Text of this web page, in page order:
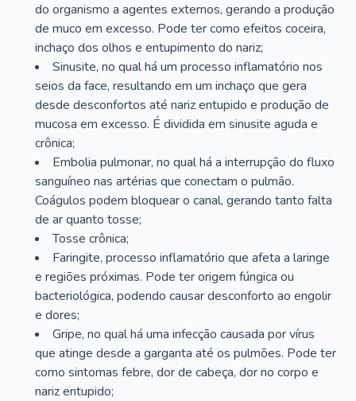
do organismo a agentes externos, gerando a produção
de muco em excesso. Pode ter como efeitos coceira,
inchaço dos olhos e entupimento do nariz;
Sinusite, no qual há um processo inflamatório nos
seios da face, resultando em um inchaço que gera
desde desconfortos até nariz entupido e produção de
mucosa em excesso. É dividida em sinusite aguda e
crônica;
Embolia pulmonar, no qual há a interrupção do fluxo
sanguíneo nas artérias que conectam o pulmão.
Coágulos podem bloquear o canal, gerando tanto falta
de ar quanto tosse;
Tosse crônica;
Faringite, processo inflamatório que afeta a laringe
e regiões próximas. Pode ter origem fúngica ou
bacteriológica, podendo causar desconforto ao engolir
e dores;
Gripe, no qual há uma infecção causada por vírus
que atinge desde a garganta até os pulmões. Pode ter
como sintomas febre, dor de cabeça, dor no corpo e
nariz entupido;